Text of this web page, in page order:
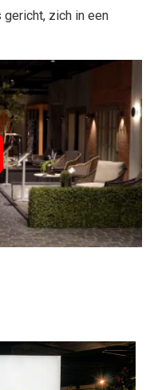
gericht, zich in een